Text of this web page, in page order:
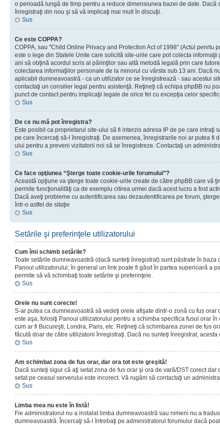
o perioadă lungă de timp pentru a reduce dimensiunea bazei de date. Dacă
înregistraţi din nou şi să vă implicaţi mai mult în discuţii.
Sus
Ce este COPPA?
COPPA, sau "Child Online Privacy and Protection Act of 1998" (Actul penrtu
este o lege din Statele Unite care solicită site-urile care pot colecta
ani să obţină acordul scris al părinţilor sau altă metodă legală prin care
colectarea informaţiilor personale de la minorul cu vârsta sub 13 ani. Dacă
aplicabil dumneavoastră - ca un utilizator ce se înregistrează - sau acestui
contactaţi un consilier legal pentru asistenţă. Reţineţi că echipa phpBB nu
punct de contact pentru implicaţii legale de orice fel cu excepţia celor
Sus
De ce nu mă pot înregistra?
Este posibil ca proprietarul site-ului să fi interzis adresa IP de pe care intraţi
pe care încercaţi să-l înregistraţi. De asemenea, înregistrarile noi ar putea fi
ului pentru a preveni vizitatorii noi să se înregistreze. Contactaţi un
Sus
Ce face opţiunea “Şterge toate cookie-urile forumului”?
Această opţiune va şterge toate cookie-urile create de către phpBB care vă
permite funcţionalităţi ca de exemplu citirea urmei dacă acest lucru a fost
Dacă aveţi probleme cu autentificarea sau dezautentificarea pe forum,
într-o astfel de sitaţie
Sus
Setările şi preferinţele utilizatorului
Cum îmi schimb setările?
Toate setările dumneavoastră (dacă sunteţi înregistrat) sunt păstrate în baza
Panoul utilizatorului; în general un link poate fi găsit în partea superioară a
permite să vă schimbaţi toate setările şi preferinţele.
Sus
Orele nu sunt corecte!
S-ar putea ca dumneavoastră să vedeţi orele afişate dintr-o zonă cu fus orar
este aşa, folosiţi Panoul utilizatorului pentru a schimba specifica fusul orar
cum ar fi Bucureşti, Londra, Paris, etc. Reţineţi că schimbarea zonei de fus
făcută doar de către utilizatorii înregistraţi. Dacă nu sunteţi înregistrat, acesta
Sus
Am schimbat zona de fus orar, dar ora tot este greşită!
Dacă sunteţi sigur că aţi setat zona de fus orar şi ora de vară/DST corect
setat pe ceasul serverului este incorect. Vă rugăm să contactaţi un
Sus
Limba mea nu este în listă!
Fie administratorul nu a instalat limba dumneavoastră sau nimeni nu a
dumneavoastră. Încercaţi să-l întrebaţi pe administratorul forumului dacă